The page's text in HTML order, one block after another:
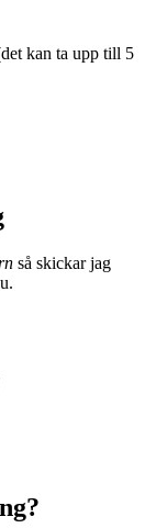
kan ta upp till 5
så skickar jag